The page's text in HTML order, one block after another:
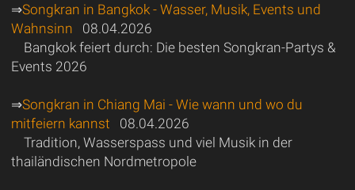
⇒Songkran in Bangkok - Wasser, Musik, Events und
Wahnsinn 08.04.2026
Bangkok feiert durch: Die besten Songkran-Partys &
Events 2026
⇒Songkran in Chiang Mai - Wie wann und wo du
mitfeiern kannst 08.04.2026
Tradition, Wasserspass und viel Musik in der
thailändischen Nordmetropole